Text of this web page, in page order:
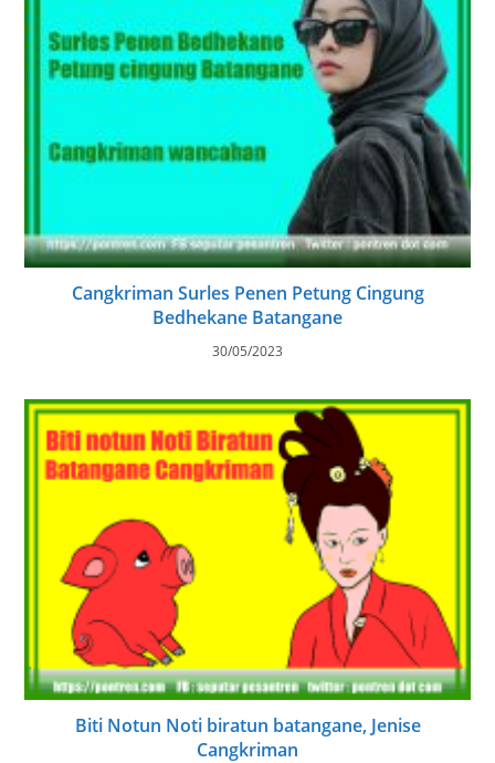
Cangkriman Surles Penen Petung Cingung
Bedhekane Batangane
30/05/2023
Biti Notun Noti biratun batangane, Jenise
Cangkriman